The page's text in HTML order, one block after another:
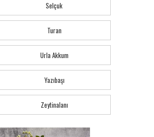
Selçuk
Turan
Urla Akkum
Yazıbaşı
Zeytinalanı